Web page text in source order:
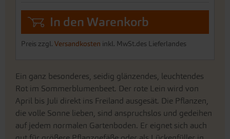
In den Warenkorb
Preis zzgl. Versandkosten inkl. MwSt.des Lieferlandes
Ein ganz besonderes, seidig glänzendes, leuchtendes
Rot im Sommerblumenbeet. Der rote Lein wird von
April bis Juli direkt ins Freiland ausgesät. Die Pflanzen,
die volle Sonne lieben, sind anspruchslos und gedeihen
auf jedem normalen Gartenboden. Er eignet sich auch